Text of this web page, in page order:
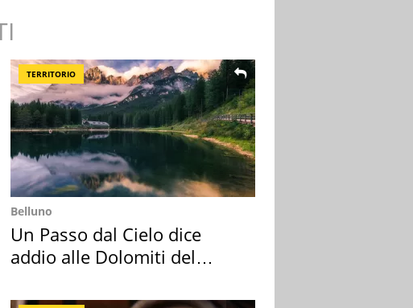
TERRITORIO
Belluno
Un Passo dal Cielo dice
addio alle Dolomiti del